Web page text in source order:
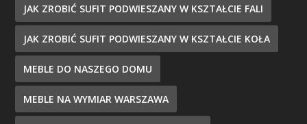
JAK ZROBIĆ SUFIT PODWIESZANY W KSZTAŁCIE FALI
JAK ZROBIĆ SUFIT PODWIESZANY W KSZTAŁCIE KOŁA
MEBLE DO NASZEGO DOMU
MEBLE NA WYMIAR WARSZAWA